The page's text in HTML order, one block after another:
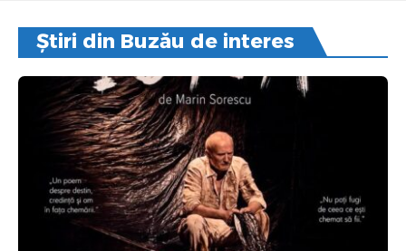
Știri din Buzău de interes